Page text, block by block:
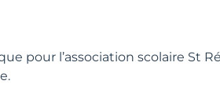
pour l’association scolaire St